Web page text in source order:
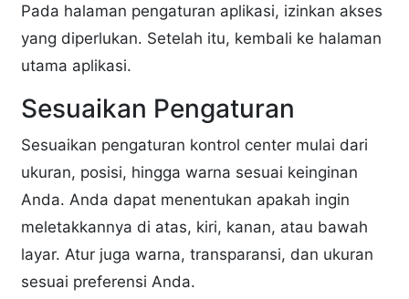
Pada halaman pengaturan aplikasi, izinkan akses
yang diperlukan. Setelah itu, kembali ke halaman
utama aplikasi.
Sesuaikan Pengaturan
Sesuaikan pengaturan kontrol center mulai dari
ukuran, posisi, hingga warna sesuai keinginan
Anda. Anda dapat menentukan apakah ingin
meletakkannya di atas, kiri, kanan, atau bawah
layar. Atur juga warna, transparansi, dan ukuran
sesuai preferensi Anda.